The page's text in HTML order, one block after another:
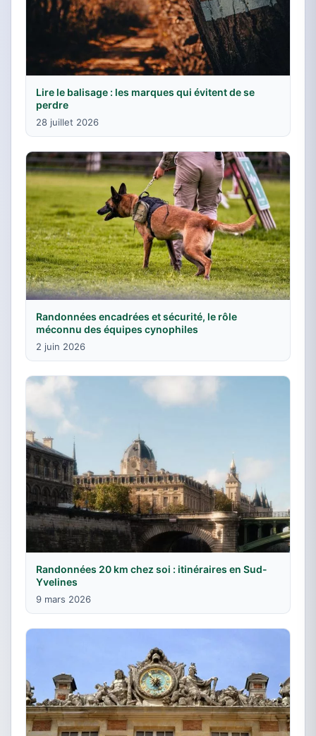
Lire le balisage : les marques qui évitent de se
perdre
28 juillet 2026
Randonnées encadrées et sécurité, le rôle
méconnu des équipes cynophiles
2 juin 2026
Randonnées 20 km chez soi : itinéraires en Sud-
Yvelines
9 mars 2026